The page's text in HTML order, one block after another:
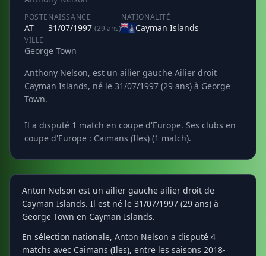
POSTE
AT
NAISSANCE
31/07/1997 (29 ans)
NATIONALITÉ
Cayman Islands
VILLE
George Town
Anthony Nelson, est un ailier gauche Ailier droit
Cayman Islands, né le 31/07/1997 (29 ans) à George
Town.
Il a disputé 1 match en coupe d'Europe. Ses clubs en
coupe d'Europe : Caimans (Iles) (1 match).
Anton Nelson est un ailier gauche ailier droit de
Cayman Islands. Il est né le 31/07/1997 (29 ans) à
George Town en Cayman Islands.
En sélection nationale, Anton Nelson a disputé 4
matchs avec Caimans (Iles), entre les saisons 2018-